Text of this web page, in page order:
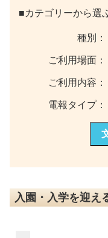
■カテゴリーから選
種別：
ご利用場面：
ご利用内容：
電報タイプ：
入園・入学を迎え